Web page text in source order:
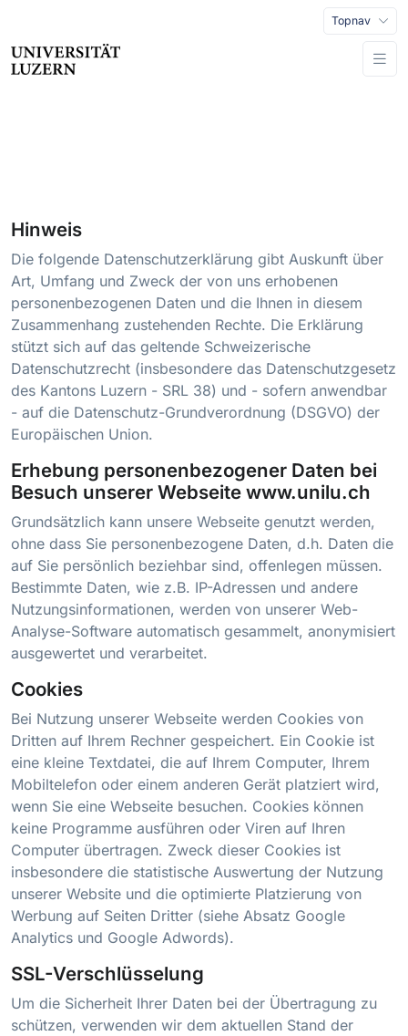
Topnav
Hinweis
Die folgende Datenschutzerklärung gibt Auskunft über
Art, Umfang und Zweck der von uns erhobenen
personenbezogenen Daten und die Ihnen in diesem
Zusammenhang zustehenden Rechte. Die Erklärung
stützt sich auf das geltende Schweizerische
Datenschutzrecht (insbesondere das Datenschutzgesetz
des Kantons Luzern - SRL 38) und - sofern anwendbar
- auf die Datenschutz-Grundverordnung (DSGVO) der
Europäischen Union.
Erhebung personenbezogener Daten bei
Besuch unserer Webseite www.unilu.ch
Grundsätzlich kann unsere Webseite genutzt werden,
ohne dass Sie personenbezogene Daten, d.h. Daten die
auf Sie persönlich beziehbar sind, offenlegen müssen.
Bestimmte Daten, wie z.B. IP-Adressen und andere
Nutzungsinformationen, werden von unserer Web-
Analyse-Software automatisch gesammelt, anonymisiert
ausgewertet und verarbeitet.
Cookies
Bei Nutzung unserer Webseite werden Cookies von
Dritten auf Ihrem Rechner gespeichert. Ein Cookie ist
eine kleine Textdatei, die auf Ihrem Computer, Ihrem
Mobiltelefon oder einem anderen Gerät platziert wird,
wenn Sie eine Webseite besuchen. Cookies können
keine Programme ausführen oder Viren auf Ihren
Computer übertragen. Zweck dieser Cookies ist
insbesondere die statistische Auswertung der Nutzung
unserer Website und die optimierte Platzierung von
Werbung auf Seiten Dritter (siehe Absatz Google
Analytics und Google Adwords).
SSL-Verschlüsselung
Um die Sicherheit Ihrer Daten bei der Übertragung zu
schützen, verwenden wir dem aktuellen Stand der